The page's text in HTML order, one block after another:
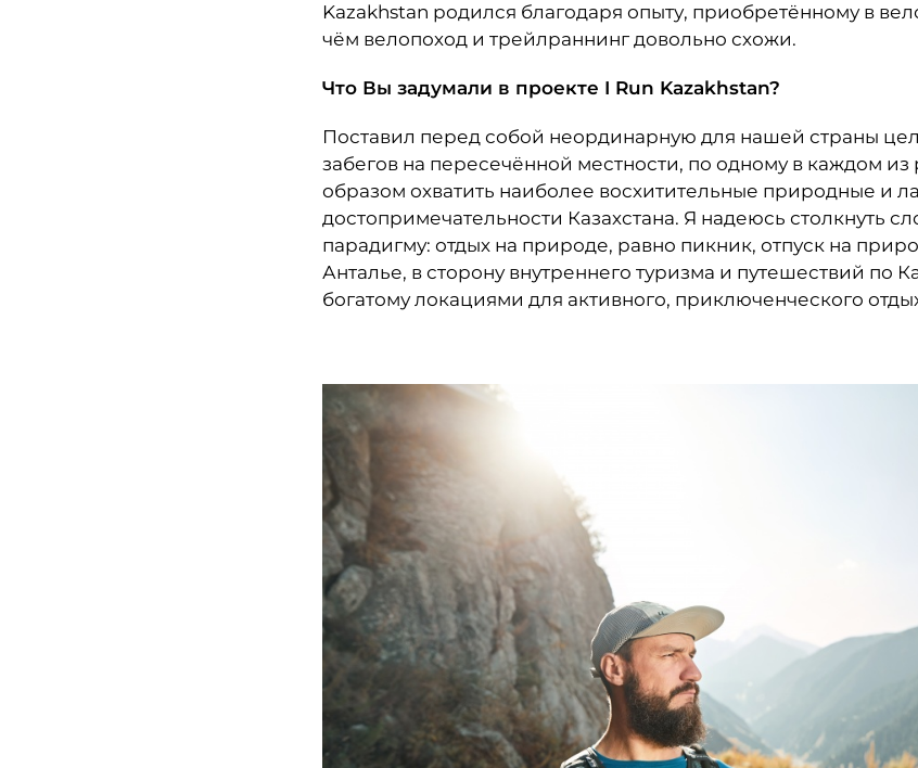
Kazakhstan родился благодаря опыту, приобретённому в
чём велопоход и трейлраннинг довольно схожи.
Что Вы задумали в проекте I Run Kazakhstan?
Поставил перед собой неординарную для нашей страны
забегов на пересечённой местности, по одному в каждом из
образом охватить наиболее восхитительные природные и
достопримечательности Казахстана. Я надеюсь столкнуть
парадигму: отдых на природе, равно пикник, отпуск на
Анталье, в сторону внутреннего туризма и путешествий по
богатому локациями для активного, приключенческого